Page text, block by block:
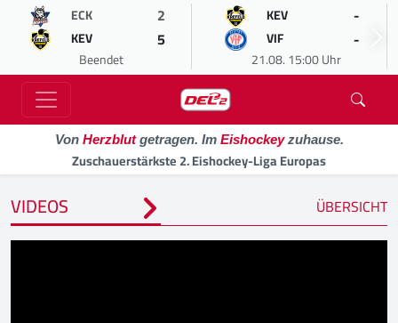
ECK 2
KEV 5
Beendet
KEV -
VIF -
21.08. 15:00 Uhr
Von Herzblutgetragen. Im Eishockeyzuhause.
Zuschauerstärkste 2. Eishockey-Liga Europas
VIDEOS ÜBERSICHT